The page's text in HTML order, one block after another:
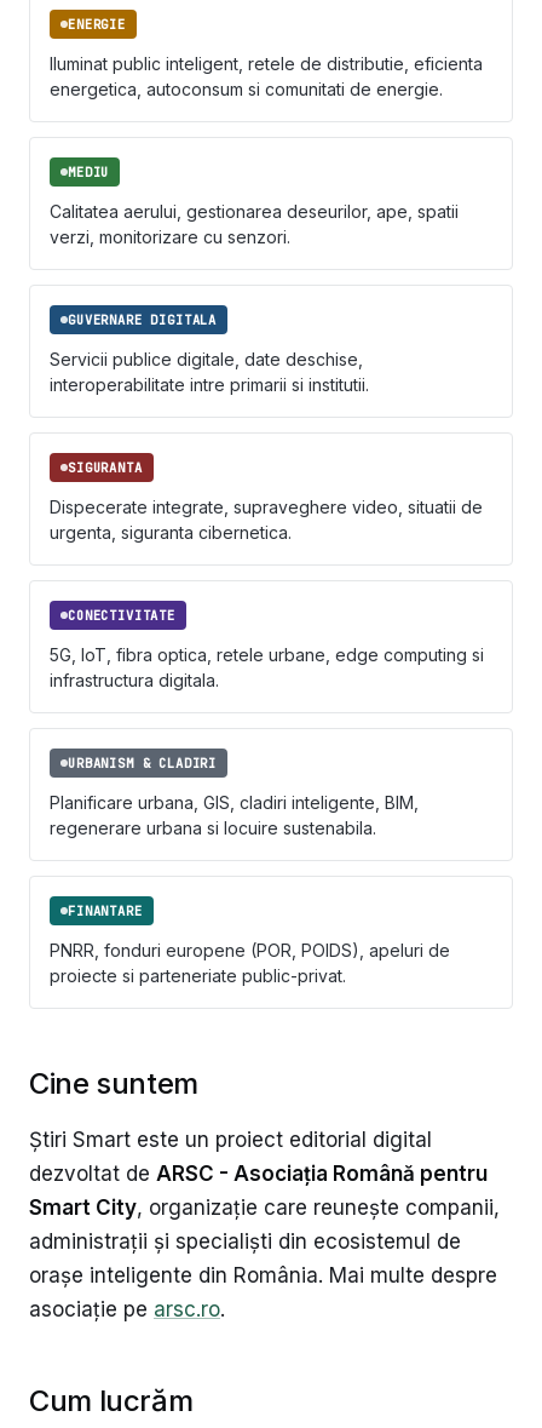
ENERGIE
Iluminat public inteligent, retele de distributie, eficienta
energetica, autoconsum si comunitati de energie.
MEDIU
Calitatea aerului, gestionarea deseurilor, ape, spatii
verzi, monitorizare cu senzori.
GUVERNARE DIGITALA
Servicii publice digitale, date deschise,
interoperabilitate intre primarii si institutii.
SIGURANTA
Dispecerate integrate, supraveghere video, situatii de
urgenta, siguranta cibernetica.
CONECTIVITATE
5G, IoT, fibra optica, retele urbane, edge computing si
infrastructura digitala.
URBANISM & CLADIRI
Planificare urbana, GIS, cladiri inteligente, BIM,
regenerare urbana si locuire sustenabila.
FINANTARE
PNRR, fonduri europene (POR, POIDS), apeluri de
proiecte si parteneriate public-privat.
Cine suntem
Știri Smart este un proiect editorial digital
dezvoltat de ARSC - Asociația Română pentru
Smart City, organizație care reunește companii,
administrații și specialiști din ecosistemul de
orașe inteligente din România. Mai multe despre
asociație pe arsc.ro.
Cum lucrăm